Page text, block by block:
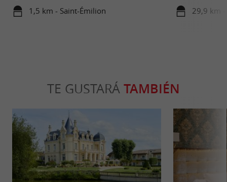
Saint-Émilion.
1,5 km - Saint-Émilion 29,9 km -
TE GUSTARÁ TAMBIÉN